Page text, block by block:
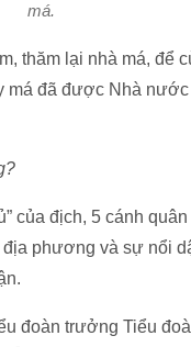
má.
thăm lại nhà má, để
đã được Nhà
của địch, 5 cánh
phương và sự nổi
đoàn trưởng Tiểu